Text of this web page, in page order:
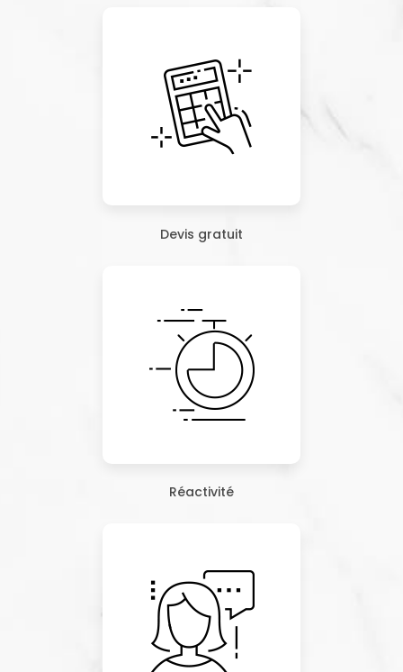
Devis gratuit
Réactivité